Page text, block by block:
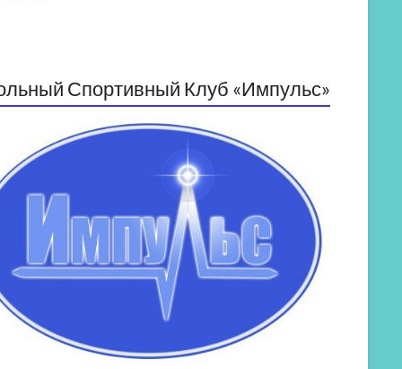
Спортивный Клуб «Импульс»